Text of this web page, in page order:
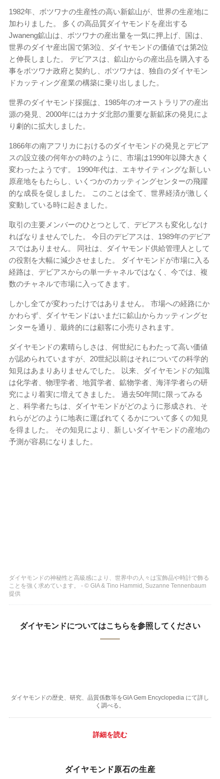
1982年、ボツワナの生産性の高い新鉱山が、世界の生産地に
加わりました。 多くの高品質ダイヤモンドを産出する
Jwaneng鉱山は、ボツワナの産出量を一気に押上げ、国は、
世界のダイヤ産出国で第3位、ダイヤモンドの価値では第2位
と伸長しました。 デビアスは、鉱山からの産出品を購入する
事をボツワナ政府と契約し、ボツワナは、独自のダイヤモン
ドカッティング産業の構築に乗り出しました。
世界のダイヤモンド採掘は、1985年のオーストラリアの産出
源の発見、2000年にはカナダ北部の重要な新鉱床の発見によ
り劇的に拡大しました。
1866年の南アフリカにおけるのダイヤモンドの発見とデビア
スの設立後の何年かの時のように、市場は1990年以降大きく
変わったようです。 1990年代は、エキサイティングな新しい
原産地をもたらし、いくつかのカッティングセンターの飛躍
的な成長を促しました。 このことは全て、世界経済が激しく
変動している時に起きました。
取引の主要メンバーのひとつとして、デビアスも変化しなけ
ればなりませんでした。 今日のデビアスは、1989年のデビア
スではありません。 同社は、ダイヤモンド供給管理人として
の役割を大幅に減少させました。 ダイヤモンドが市場に入る
経路は、デビアスからの単一チャネルではなく、今では、複
数のチャネルで市場に入ってきます。
しかし全てが変わったけではありません。 市場への経路にか
かわらず、ダイヤモンドはいまだに鉱山からカッティングセ
ンターを通り、最終的には顧客に小売りされます。
ダイヤモンドの素晴らしさは、何世紀にもわたって高い価値
が認められていますが、20世紀以前はそれについての科学的
知見はあまりありませんでした。 以来、ダイヤモンドの知識
は化学者、物理学者、地質学者、鉱物学者、海洋学者らの研
究により着実に増えてきました。 過去50年間に限ってみる
と、科学者たちは、ダイヤモンドがどのように形成され、そ
れらがどのように地表に運ばれてくるかについて多くの知見
を得ました。 その知見により、新しいダイヤモンドの産地の
予測が容易になりました。
ダイヤモンドの神秘性と高級感により、世界中の人々は宝飾品や時計で飾る
ことを強く求めています。 - © GIA & Tino Hammid, Suzanne Tennenbaum
提供
ダイヤモンドについてはこちらを参照してください
ダイヤモンドの歴史、研究、品質係数等をGIA Gem Encyclopedia にて詳し
く調べる。
詳細を読む
ダイヤモンド原石の生産